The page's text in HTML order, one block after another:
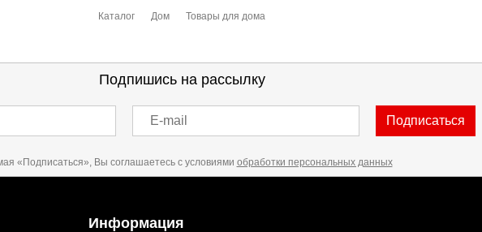
счета менеджером.
Каталог Дом Товары для дома
Подпишись на рассылку
E-mail Подписаться
«Подписаться», Вы соглашаетесь с условиями обработки персональных данных
Информация